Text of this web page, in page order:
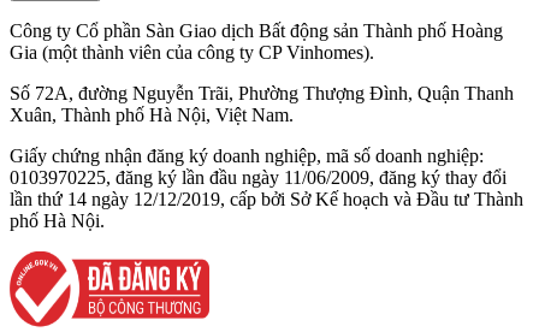
Công ty Cổ phần Sàn Giao dịch Bất động sản Thành phố Hoàng
Gia (một thành viên của công ty CP Vinhomes).
Số 72A, đường Nguyễn Trãi, Phường Thượng Đình, Quận Thanh
Xuân, Thành phố Hà Nội, Việt Nam.
Giấy chứng nhận đăng ký doanh nghiệp, mã số doanh nghiệp:
0103970225, đăng ký lần đầu ngày 11/06/2009, đăng ký thay đổi
lần thứ 14 ngày 12/12/2019, cấp bởi Sở Kế hoạch và Đầu tư Thành
phố Hà Nội.